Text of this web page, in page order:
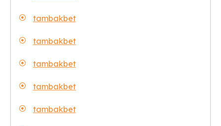
tambakbet
tambakbet
tambakbet
tambakbet
tambakbet